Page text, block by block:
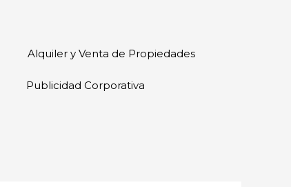
Alquiler y Venta de Propiedades
Publicidad Corporativa